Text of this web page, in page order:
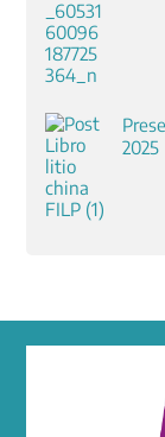
2025